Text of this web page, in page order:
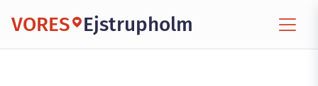
VORES Ejstrupholm